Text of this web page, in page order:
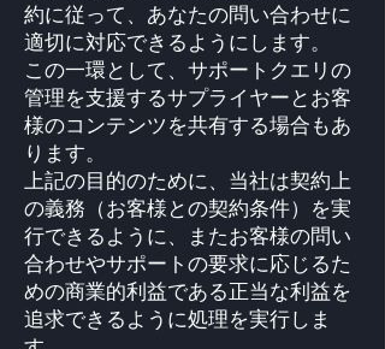
約に従って、あなたの問い合わせに
適切に対応できるようにします。
この一環として、サポートクエリの
管理を支援するサプライヤーとお客
様のコンテンツを共有する場合もあ
ります。
上記の目的のために、当社は契約上
の義務（お客様との契約条件）を実
行できるように、またお客様の問い
合わせやサポートの要求に応じるた
めの商業的利益である正当な利益を
追求できるように処理を実行しま